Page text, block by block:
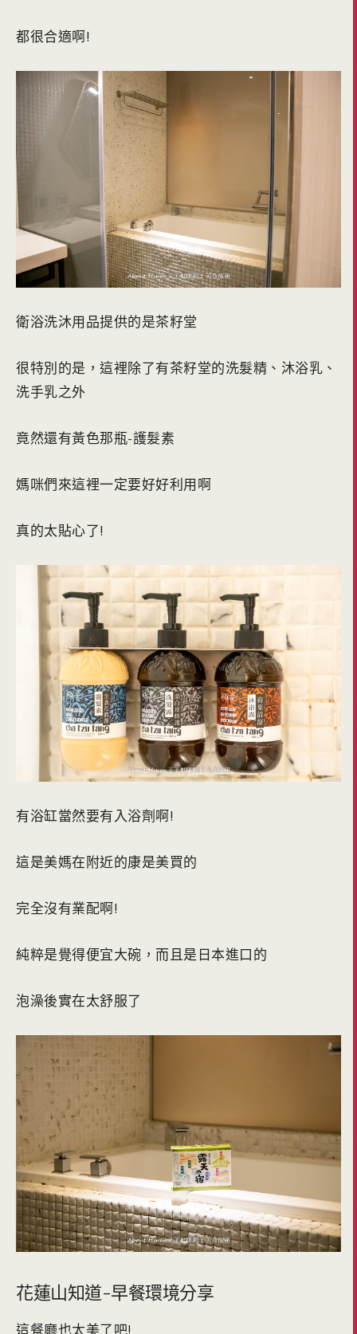
都很合適啊!
衛浴洗沐用品提供的是茶籽堂
很特別的是，這裡除了有茶籽堂的洗髮精、沐浴乳、
洗手乳之外
竟然還有黃色那瓶-護髮素
媽咪們來這裡一定要好好利用啊
真的太貼心了!
有浴缸當然要有入浴劑啊!
這是美媽在附近的康是美買的
完全沒有業配啊!
純粹是覺得便宜大碗，而且是日本進口的
泡澡後實在太舒服了
花蓮山知道-早餐環境分享
這餐廳也太美了吧!